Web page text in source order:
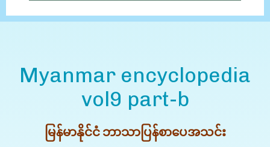
Myanmar encyclopedia
vol9 part-b
မြန်မာနိုင်ငံ ဘာသာပြန်စာပေအသင်း